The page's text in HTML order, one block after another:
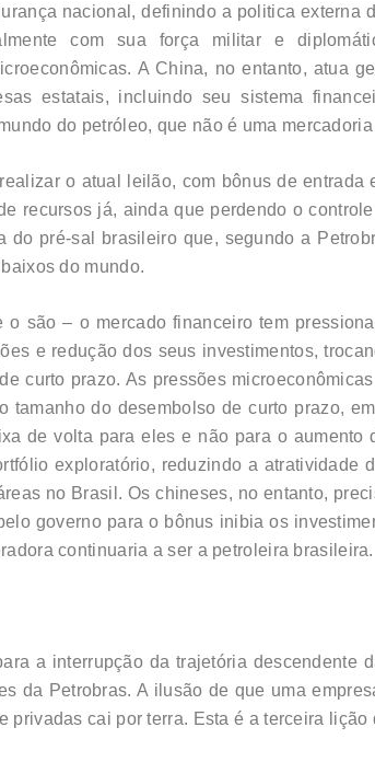
nacional, definindo a politica externa
com sua força militar e
A China, no entanto, atua
estatais, incluindo seu sistema
do petróleo, que não é uma
o atual leilão, com bônus de entrada
recursos já, ainda que perdendo o
pré-sal brasileiro que, segundo a
do mundo.
são – o mercado financeiro tem
e redução dos seus investimentos,
curto prazo. As pressões
tamanho do desembolso de curto prazo,
de volta para eles e não para o aumento
exploratório, reduzindo a atratividade
no Brasil. Os chineses, no entanto,
governo para o bônus inibia os
continuaria a ser a petroleira brasileira.
a interrupção da trajetória descendente
da Petrobras. A ilusão de que uma
privadas cai por terra. Esta é a terceira lição